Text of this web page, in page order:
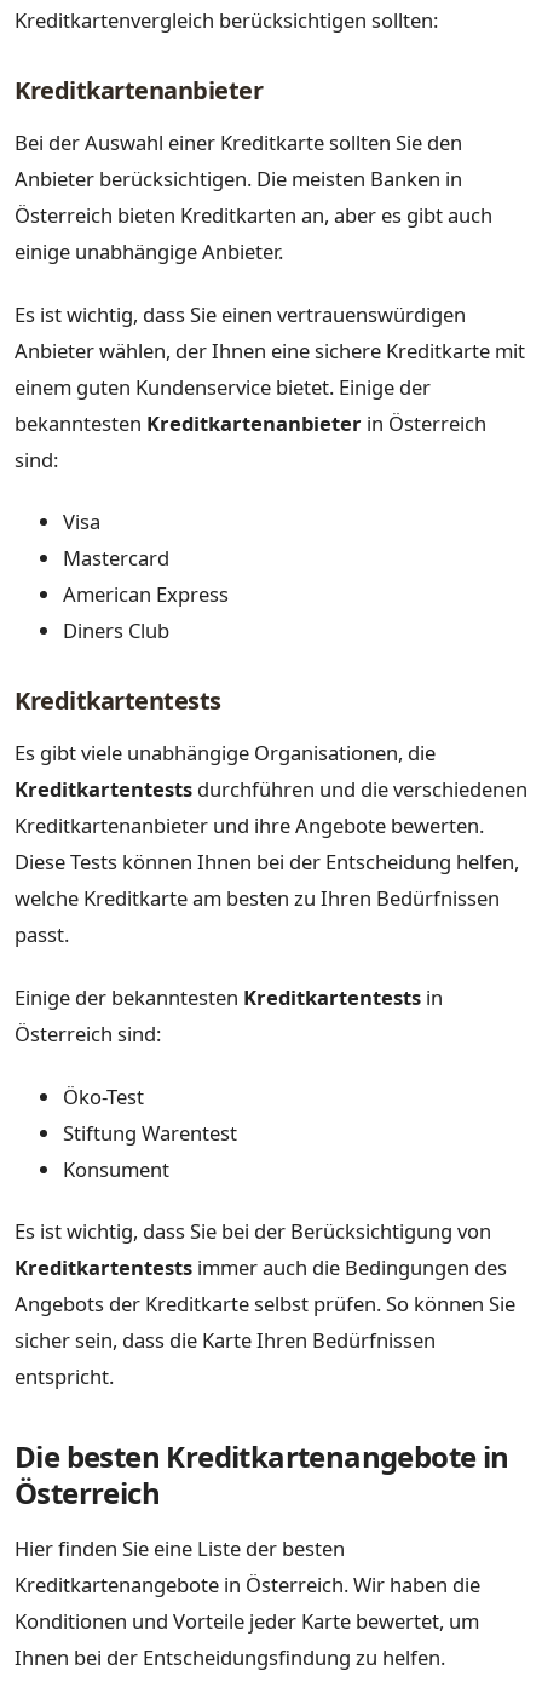
Kreditkartenvergleich berücksichtigen sollten:
Kreditkartenanbieter
Bei der Auswahl einer Kreditkarte sollten Sie den
Anbieter berücksichtigen. Die meisten Banken in
Österreich bieten Kreditkarten an, aber es gibt auch
einige unabhängige Anbieter.
Es ist wichtig, dass Sie einen vertrauenswürdigen
Anbieter wählen, der Ihnen eine sichere Kreditkarte mit
einem guten Kundenservice bietet. Einige der
bekanntesten Kreditkartenanbieter in Österreich
sind:
Visa
Mastercard
American Express
Diners Club
Kreditkartentests
Es gibt viele unabhängige Organisationen, die
Kreditkartentests durchführen und die verschiedenen
Kreditkartenanbieter und ihre Angebote bewerten.
Diese Tests können Ihnen bei der Entscheidung helfen,
welche Kreditkarte am besten zu Ihren Bedürfnissen
passt.
Einige der bekanntesten Kreditkartentests in
Österreich sind:
Öko-Test
Stiftung Warentest
Konsument
Es ist wichtig, dass Sie bei der Berücksichtigung von
Kreditkartentests immer auch die Bedingungen des
Angebots der Kreditkarte selbst prüfen. So können Sie
sicher sein, dass die Karte Ihren Bedürfnissen
entspricht.
Die besten Kreditkartenangebote in
Österreich
Hier finden Sie eine Liste der besten
Kreditkartenangebote in Österreich. Wir haben die
Konditionen und Vorteile jeder Karte bewertet, um
Ihnen bei der Entscheidungsfindung zu helfen.